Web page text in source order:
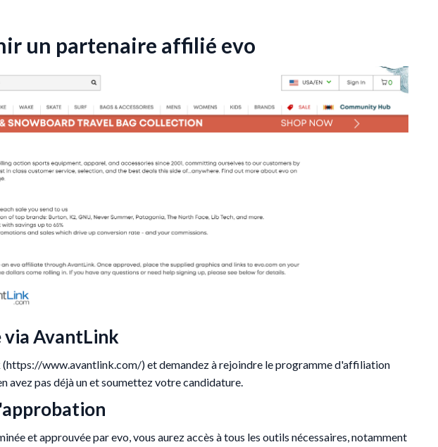
un partenaire affilié evo
via AvantLink
www.avantlink.com/) et demandez à rejoindre le programme d'affiliation
avez pas déjà un et soumettez votre candidature.
et approuvée par evo, vous aurez accès à tous les outils nécessaires, notamment